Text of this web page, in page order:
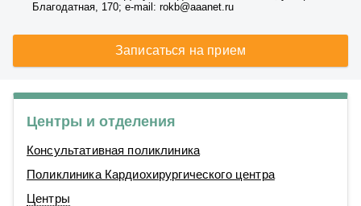
Благодатная, 170; e-mail: rokb@aaanet.ru
Записаться на прием
Центры и отделения
Консультативная поликлиника
Поликлиника Кардиохирургического центра
Центры